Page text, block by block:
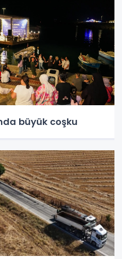
büyük coşku